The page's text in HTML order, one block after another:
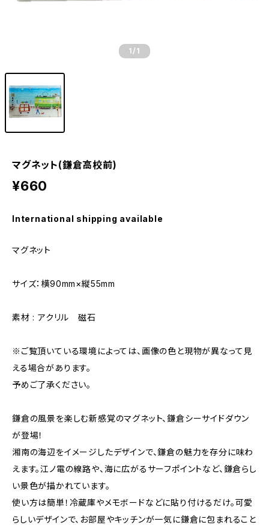
1 /1
マグネット(鎌倉高校前)
¥660
International shipping available
マグネット
サイズ：横90mm×縦55mm
素材 : アクリル 磁石
※ご覧頂いている環境によっては、画像の色と現物が異なって見
える場合があります。
予めご了承ください。
鎌倉の風景を楽しむ新感覚のマグネット、鎌倉シーサイドダウン
が登場！
湘南の海辺をイメージしたデザインで、鎌倉の魅力を存分に味わ
えます。江ノ電の線路や、海に広がるサーフポイントなど、鎌倉らし
い景色が描かれています。
使い方は簡単！冷蔵庫やメモボードなどに貼り付けるだけ。可愛
らしいデザインで、お部屋やキッチンが一気に鎌倉に包まれること